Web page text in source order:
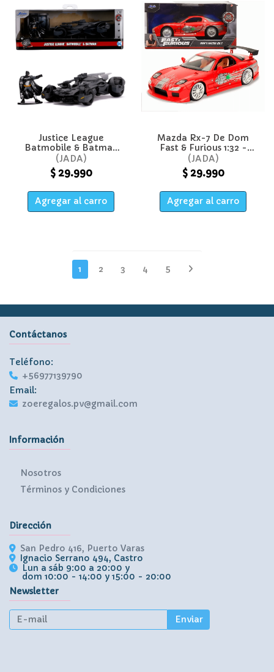
Justice League
Batmobile & Batman
1:32 - Jada
JADA
$ 29.990
Agregar al carro
Mazda Rx-7 De Dom
Fast & Furious 1:32 -
Jada
JADA
$ 29.990
Agregar al carro
1 2 3 4 5
Contáctanos
Teléfono:
+56977139790
Email:
zoeregalos.pv@gmail.com
Información
Nosotros
Términos y Condiciones
Dirección
San Pedro 416, Puerto Varas
Ignacio Serrano 494, Castro
Lun a sáb 9:00 a 20:00 y
dom 10:00 - 14:00 y 15:00 - 20:00
Newsletter
Enviar